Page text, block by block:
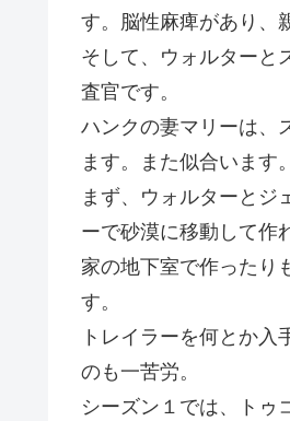
す。脳性麻痺があり、
そして、ウォルターと
査官です。
ハンクの妻マリーは、
ます。また似合います
まず、ウォルターとジ
ーで砂漠に移動して作
家の地下室で作ったり
す。
トレイラーを何とか
のも一苦労。
シーズン１では、トゥ